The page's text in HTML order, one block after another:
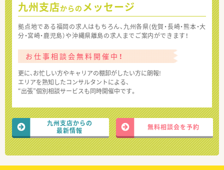
九州支店からの メッセージ
拠点地である福岡の求人はもちろん、九州各県(佐賀・長崎・熊本・大
分・宮崎・鹿児島）や沖縄県離島の求人までご案内ができます！
お仕事相談会無料開催中！
更に、お忙しい方やキャリアの棚卸がしたい方に朗報!
エリアを熟知したコンサルタントによる、
“出張”個別相談サービスも同時開催中です。
九州支店からの
最新情報
無料相談会を予約